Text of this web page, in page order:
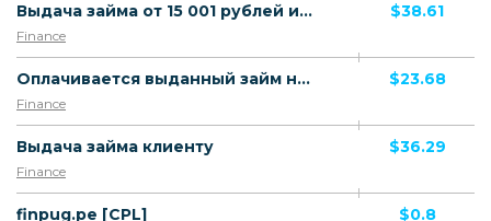
Выдача займа от 15 001 рублей и выше
Finance
$38.61
Оплачивается выданный займ новому или повторному клиенту
Finance
$23.68
Выдача займа клиенту
Finance
$36.29
finpug.pe [CPL] $0.8